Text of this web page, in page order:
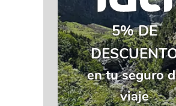
5% DE
en tu seguro
viaje